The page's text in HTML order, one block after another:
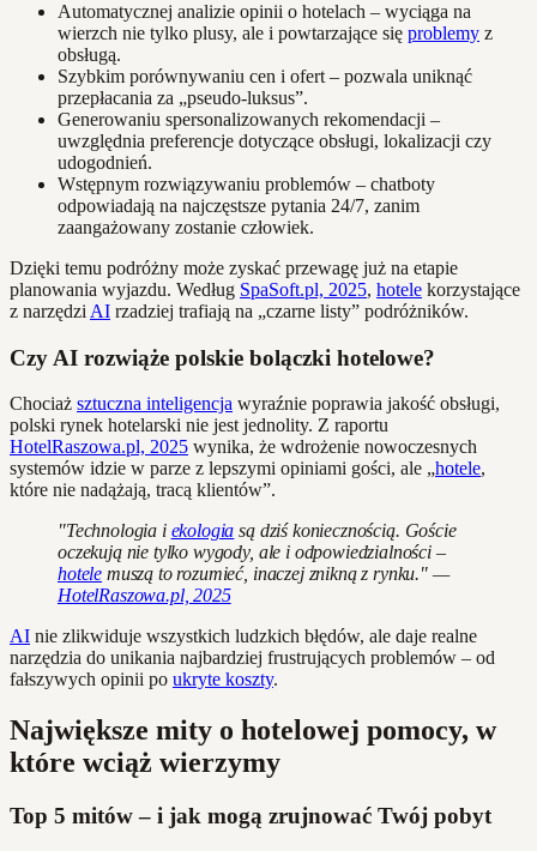
Automatycznej analizie opinii o hotelach – wyciąga na
wierzch nie tylko plusy, ale i powtarzające się problemy z
obsługą.
Szybkim porównywaniu cen i ofert – pozwala uniknąć
przepłacania za „pseudo-luksus”.
Generowaniu spersonalizowanych rekomendacji –
uwzględnia preferencje dotyczące obsługi, lokalizacji czy
udogodnień.
Wstępnym rozwiązywaniu problemów – chatboty
odpowiadają na najczęstsze pytania 24/7, zanim
zaangażowany zostanie człowiek.
Dzięki temu podróżny może zyskać przewagę już na etapie
planowania wyjazdu. Według SpaSoft.pl, 2025, hotele korzystające
z narzędzi AI rzadziej trafiają na „czarne listy” podróżników.
Czy AI rozwiąże polskie bolączki hotelowe?
Chociaż sztuczna inteligencja wyraźnie poprawia jakość obsługi,
polski rynek hotelarski nie jest jednolity. Z raportu
HotelRaszowa.pl, 2025 wynika, że wdrożenie nowoczesnych
systemów idzie w parze z lepszymi opiniami gości, ale „hotele,
które nie nadążają, tracą klientów”.
"Technologia i ekologia są dziś koniecznością. Goście
oczekują nie tylko wygody, ale i odpowiedzialności –
hotele muszą to rozumieć, inaczej znikną z rynku." —
HotelRaszowa.pl, 2025
AI nie zlikwiduje wszystkich ludzkich błędów, ale daje realne
narzędzia do unikania najbardziej frustrujących problemów – od
fałszywych opinii po ukryte koszty.
Największe mity o hotelowej pomocy, w
które wciąż wierzymy
Top 5 mitów – i jak mogą zrujnować Twój pobyt